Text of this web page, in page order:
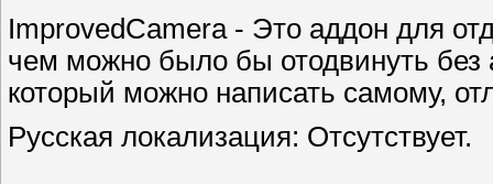
ImprovedCamera - Это аддон для
чем можно было бы отодвинуть без
который можно написать самому,
Русская локализация: Отсутствует.